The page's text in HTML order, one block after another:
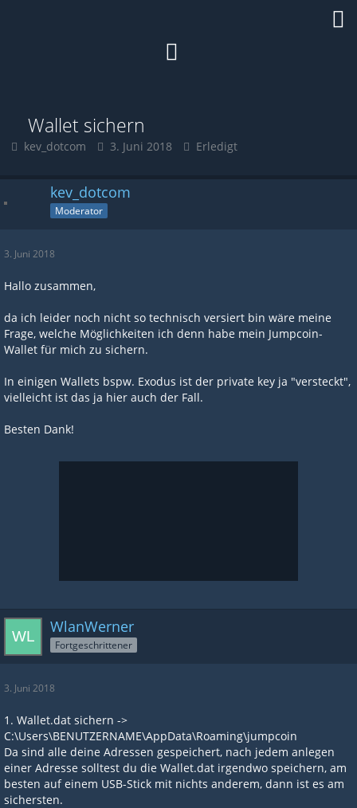
Wallet sichern
kev_dotcom 3. Juni 2018 Erledigt
kev_dotcom
Moderator
3. Juni 2018
Hallo zusammen,
da ich leider noch nicht so technisch versiert bin wäre meine
Frage, welche Möglichkeiten ich denn habe mein Jumpcoin-
Wallet für mich zu sichern.
In einigen Wallets bspw. Exodus ist der private key ja "versteckt",
vielleicht ist das ja hier auch der Fall.
Besten Dank!
WlanWerner
Fortgeschrittener
3. Juni 2018
1. Wallet.dat sichern ->
C:\Users\BENUTZERNAME\AppData\Roaming\jumpcoin
Da sind alle deine Adressen gespeichert, nach jedem anlegen
einer Adresse solltest du die Wallet.dat irgendwo speichern, am
besten auf einem USB-Stick mit nichts anderem, dann ist es am
sichersten.